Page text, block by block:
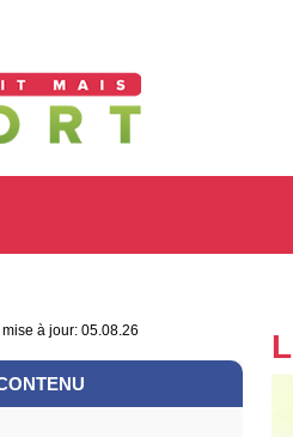
à jour: 05.08.26